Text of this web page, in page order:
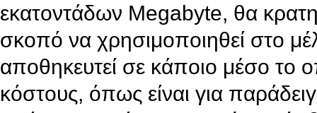
εκατοντάδων Megabyte, θα
σκοπό να χρησιμοποιηθεί στο
αποθηκευτεί σε κάποιο μέσο το
κόστους, όπως είναι για